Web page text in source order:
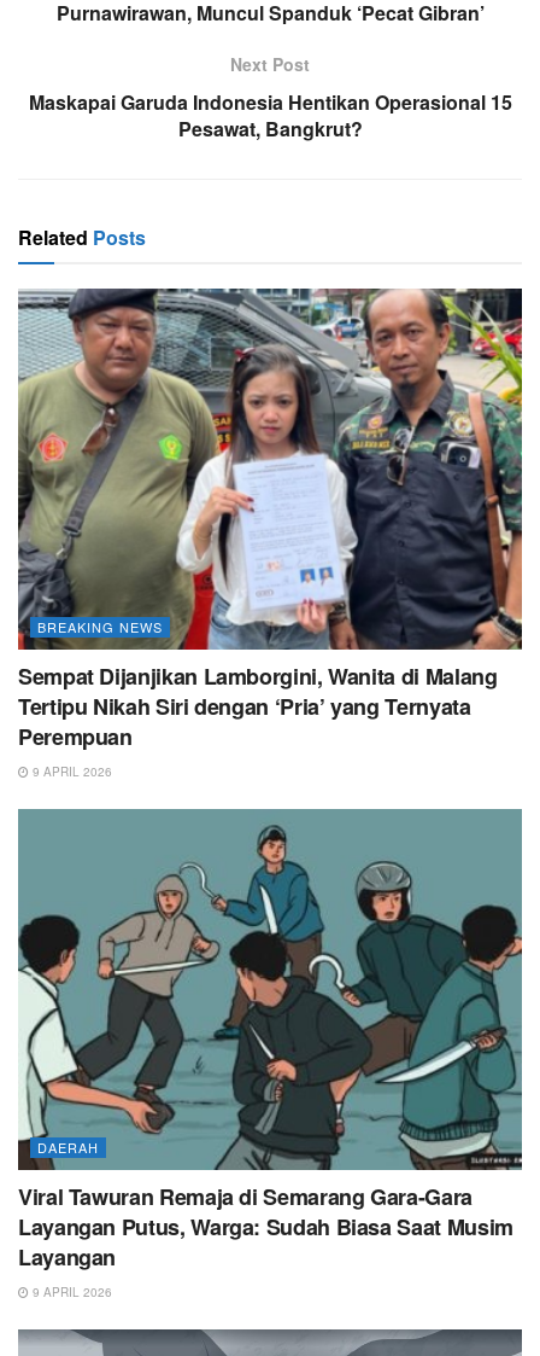
Purnawirawan, Muncul Spanduk ‘Pecat Gibran’
Next Post
Maskapai Garuda Indonesia Hentikan Operasional 15
Pesawat, Bangkrut?
Related Posts
BREAKING NEWS
Sempat Dijanjikan Lamborgini, Wanita di Malang
Tertipu Nikah Siri dengan ‘Pria’ yang Ternyata
Perempuan
9 APRIL 2026
DAERAH
Viral Tawuran Remaja di Semarang Gara-Gara
Layangan Putus, Warga: Sudah Biasa Saat Musim
Layangan
9 APRIL 2026